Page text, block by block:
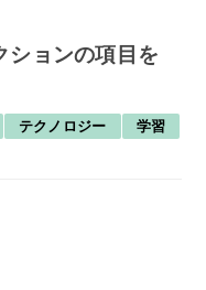
ションの項目を
テクノロジー 学習